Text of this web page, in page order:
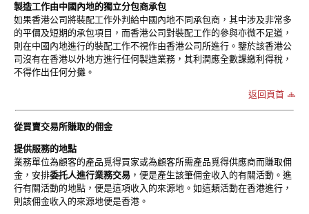
製造工作由中國內地的獨立分包商承包
如果香港公司將裝配工作外判給中國內地不同承包商，其中涉及非常多
的平價及短期的承包項目，而香港公司對裝配工作的參與亦微不足道，
則在中國內地進行的裝配工作不視作由香港公司所進行。鑒於該香港公
司沒有在香港以外地方進行任何製造業務，其利潤應全數課繳利得稅，
不得作出任何分攤。
返回頁首
從買賣交易所賺取的佣金
提供服務的地點
業務單位為顧客的產品覓得買家或為顧客所需產品覓得供應商而賺取佣
金，安排委托人進行業務交易 ，便是產生該筆佣金收入的有關活動。進
行有關活動的地點，便是這項收入的來源地。如這類活動在香港進行，
則該佣金收入的來源地便是香港。